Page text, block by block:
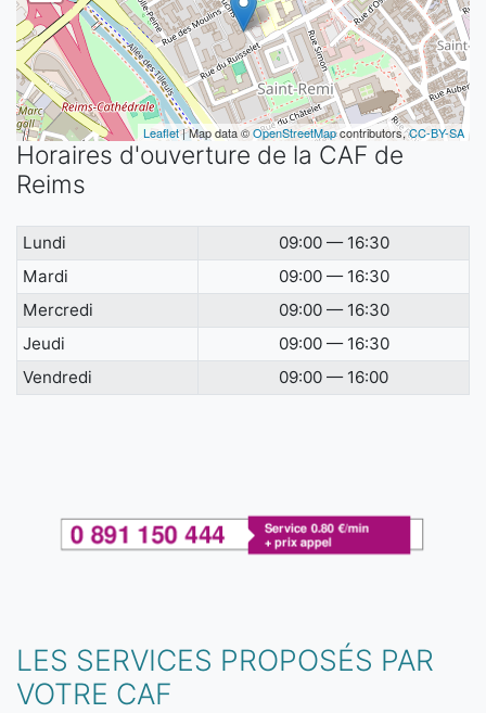
Leaflet| Map data ©OpenStreetMapcontributors,CC-BY-SA
Horaires d'ouverture de la CAF de
Reims
Lundi
09:00 — 16:30
Mardi
09:00 — 16:30
Mercredi
09:00 — 16:30
Jeudi
09:00 — 16:30
Vendredi
09:00 — 16:00
LES SERVICES PROPOSÉS PAR
VOTRE CAF